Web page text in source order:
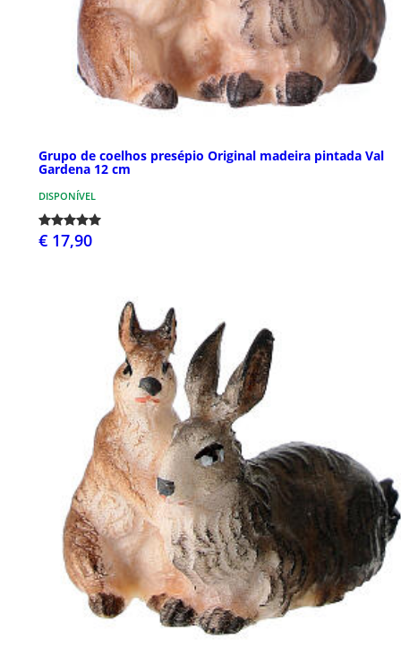
Grupo de coelhos presépio Original madeira pintada Val
Gardena 12 cm
DISPONÍVEL
€ 17,90